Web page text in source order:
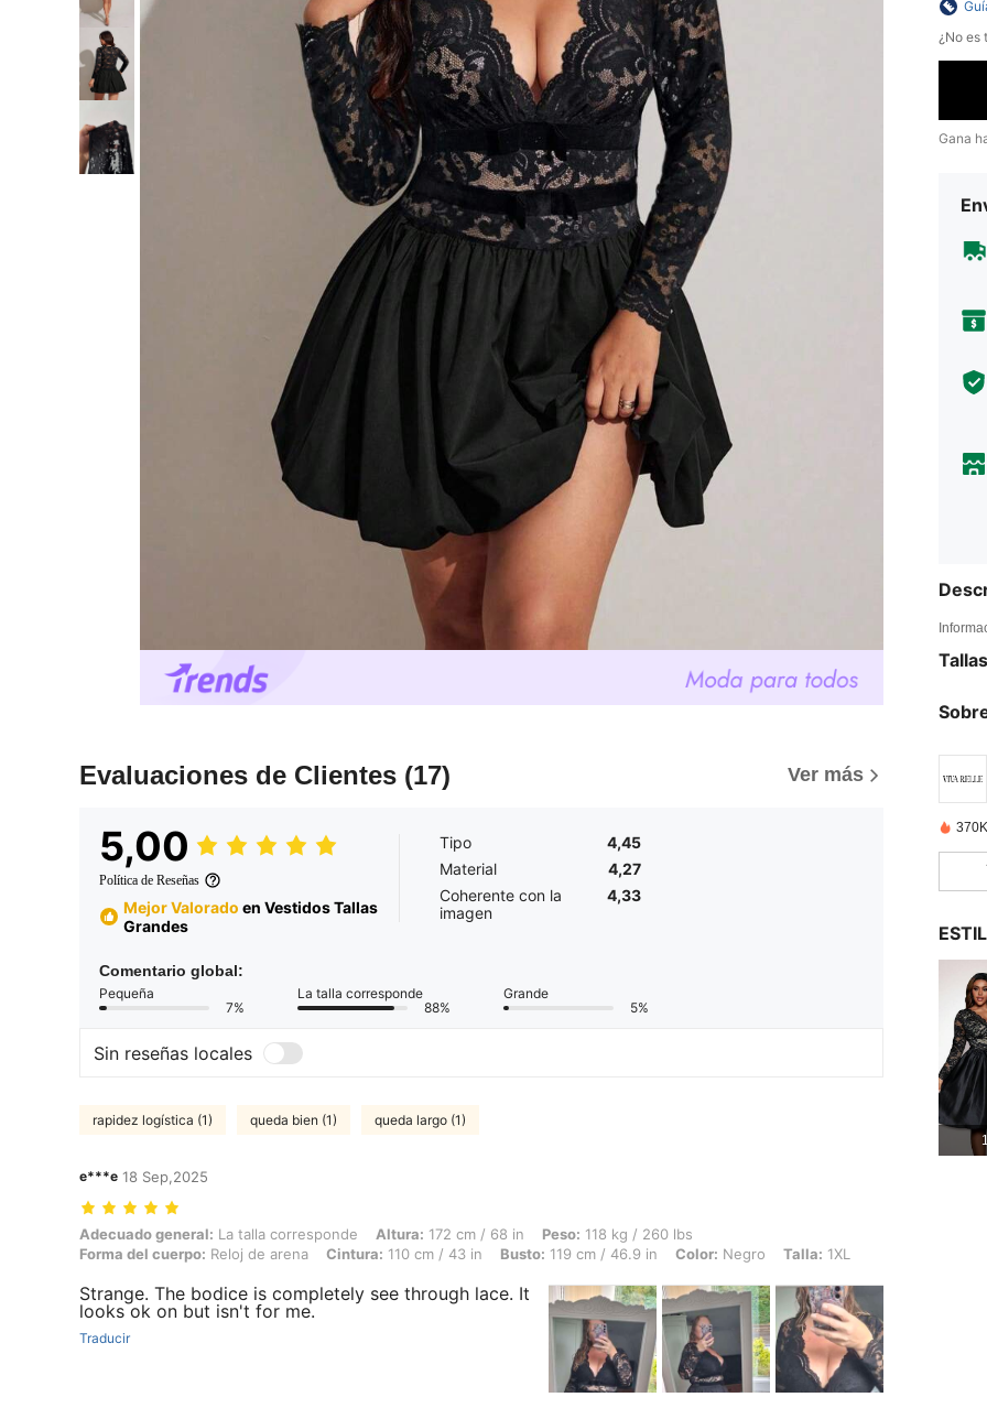
Evaluaciones de Clientes (17) Ver más
5,00
Política de Reseñas
Mejor Valorado en Vestidos Tallas
Grandes
Tipo
4,45
Material
4,27
Coherente con la
imagen
4,33
Comentario global:
Pequeña
7%
La talla corresponde
88%
Grande
5%
Sin reseñas locales
rapidez logística (1) queda bien (1) queda largo (1)
e***e 18 Sep,2025
Adecuado general: La talla corresponde, Altura: 172 cm / 68 in, Peso: 118 kg / 260 lbs, Forma del cuerpo: Reloj de arena, Cintura: 110 cm / 43 in,
Adecuado general: La talla corresponde Altura: 172 cm / 68 in Peso: 118 kg / 260 lbs
Forma del cuerpo: Reloj de arena Cintura: 110 cm / 43 in Busto: 119 cm / 46.9 in Color: Negro Talla: 1XL
Strange. The bodice is completely see through lace. It
looks ok on but isn't for me.
Traducir
¿No es
Gana